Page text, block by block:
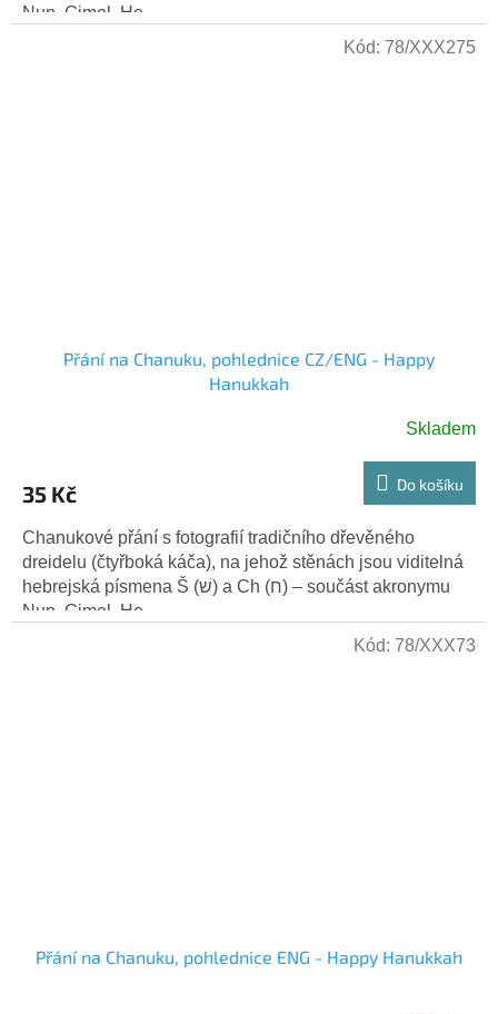
Nun, Gimel, He,...
Přání na Chanuku, pohlednice CZ/ENG - Happy
Hanukkah
Skladem
35 Kč Do košíku
Chanukové přání s fotografií tradičního dřevěného
dreidelu (čtyřboká káča), na jehož stěnách jsou viditelná
hebrejská písmena Š (שׁ) a Ch (ח) – součást akronymu
Nun, Gimel, He,...
Kód: 78/XXX275
Přání na Chanuku, pohlednice ENG - Happy Hanukkah
Kód: 78/XXX73